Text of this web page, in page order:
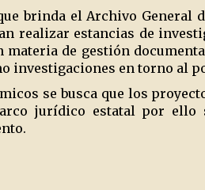
brinda el Archivo General
realizar estancias de
de gestión
investigaciones en torno al
se busca que los
jurídico estatal por